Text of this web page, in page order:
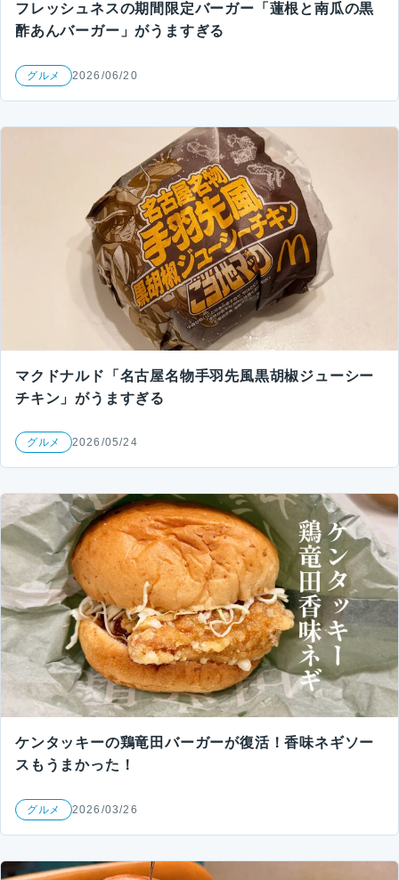
フレッシュネスの期間限定バーガー「蓮根と南瓜の黒
酢あんバーガー」がうますぎる
グルメ 2026/06/20
マクドナルド「名古屋名物手羽先風黒胡椒ジューシー
チキン」がうますぎる
グルメ 2026/05/24
ケンタッキーの鶏竜田バーガーが復活！香味ネギソー
スもうまかった！
グルメ 2026/03/26